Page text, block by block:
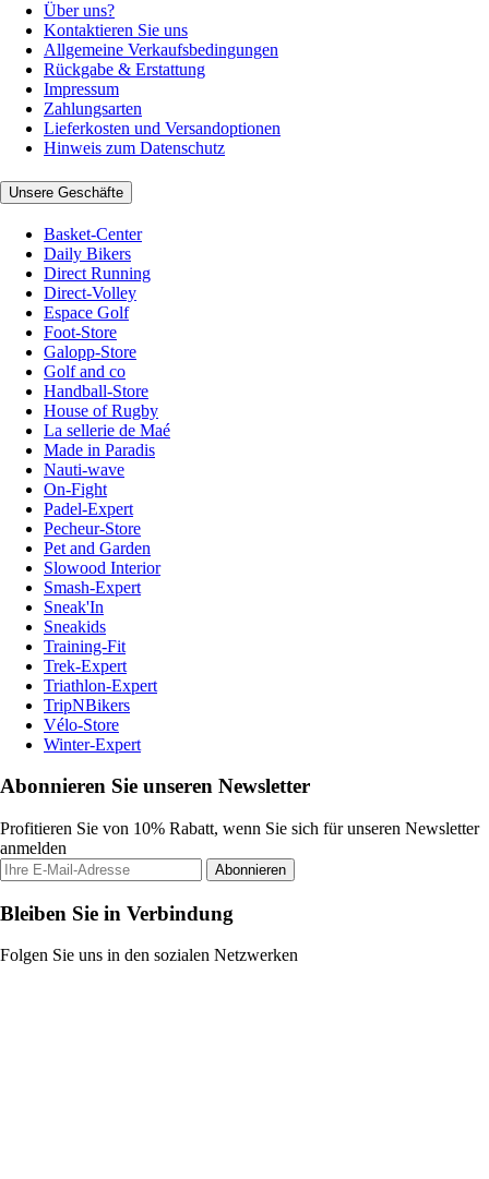
Über uns?
Kontaktieren Sie uns
Allgemeine Verkaufsbedingungen
Rückgabe & Erstattung
Impressum
Zahlungsarten
Lieferkosten und Versandoptionen
Hinweis zum Datenschutz
Unsere Geschäfte
Basket-Center
Daily Bikers
Direct Running
Direct-Volley
Espace Golf
Foot-Store
Galopp-Store
Golf and co
Handball-Store
House of Rugby
La sellerie de Maé
Made in Paradis
Nauti-wave
On-Fight
Padel-Expert
Pecheur-Store
Pet and Garden
Slowood Interior
Smash-Expert
Sneak'In
Sneakids
Training-Fit
Trek-Expert
Triathlon-Expert
TripNBikers
Vélo-Store
Winter-Expert
Abonnieren Sie unseren Newsletter
Profitieren Sie von 10% Rabatt, wenn Sie sich für unseren Newsletter
anmelden
Abonnieren
Bleiben Sie in Verbindung
Folgen Sie uns in den sozialen Netzwerken